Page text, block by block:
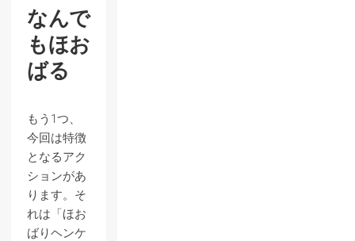
なんで
もほお
ばる
もう1つ、
今回は特徴
となるアク
ションがあ
ります。そ
れは「ほお
ばりヘンケ